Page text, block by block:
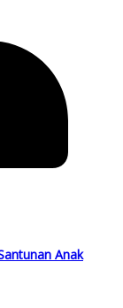
Anak